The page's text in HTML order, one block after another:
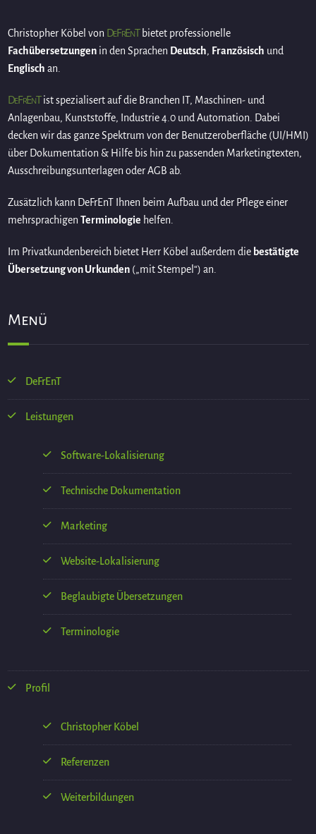
Christopher Köbel von DeFrEnTbietet professionelle
Fachübersetzungenin den Sprachen Deutsch, Französisch und
Englisch an.
DeFrEnTist spezialisert auf die Branchen IT, Maschinen- und
Anlagenbau, Kunststoffe, Industrie 4.0 und Automation. Dabei
decken wir das ganze Spektrum von der Benutzeroberfläche (UI/HMI)
über Dokumentation & Hilfe bis hin zu passenden Marketingtexten,
Ausschreibungsunterlagen oder AGB ab.
Zusätzlich kann DeFrEnT Ihnen beim Aufbau und der Pflege einer
mehrsprachigen Terminologie helfen.
Im Privatkundenbereich bietet Herr Köbel außerdem die bestätigte
Übersetzung von Urkunden(„mit Stempel“) an.
Menü
DeFrEnT
Leistungen
Software-Lokalisierung
Technische Dokumentation
Marketing
Website-Lokalisierung
Beglaubigte Übersetzungen
Terminologie
Profil
Christopher Köbel
Referenzen
Weiterbildungen